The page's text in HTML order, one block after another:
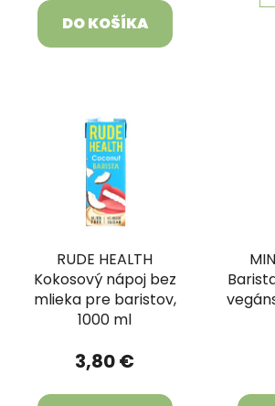
DO KOŠÍKA
RUDE HEALTH
Kokosový nápoj bez
mlieka pre baristov,
1000 ml
3,80 €